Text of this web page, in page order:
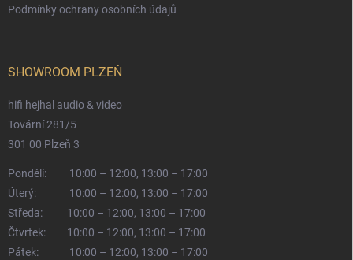
Podmínky ochrany osobních údajů
SHOWROOM PLZEŇ
hifi hejhal audio & video
Tovární 281/5
301 00 Plzeň 3
Pondělí:
10:00 – 12:00, 13:00 – 17:00
Úterý:
10:00 – 12:00, 13:00 – 17:00
Středa:
10:00 – 12:00, 13:00 – 17:00
Čtvrtek:
10:00 – 12:00, 13:00 – 17:00
Pátek:
10:00 – 12:00, 13:00 – 17:00